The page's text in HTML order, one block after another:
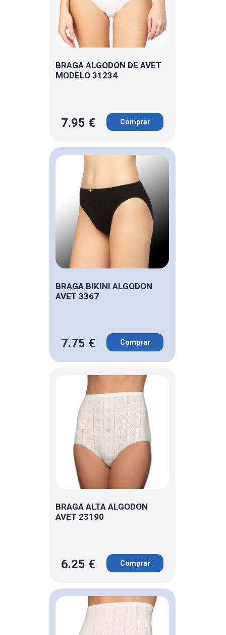
BRAGA ALGODON DE AVET
MODELO 31234
7.95 € Comprar
BRAGA BIKINI ALGODON
AVET 3367
7.75 € Comprar
BRAGA ALTA ALGODON
AVET 23190
6.25 € Comprar